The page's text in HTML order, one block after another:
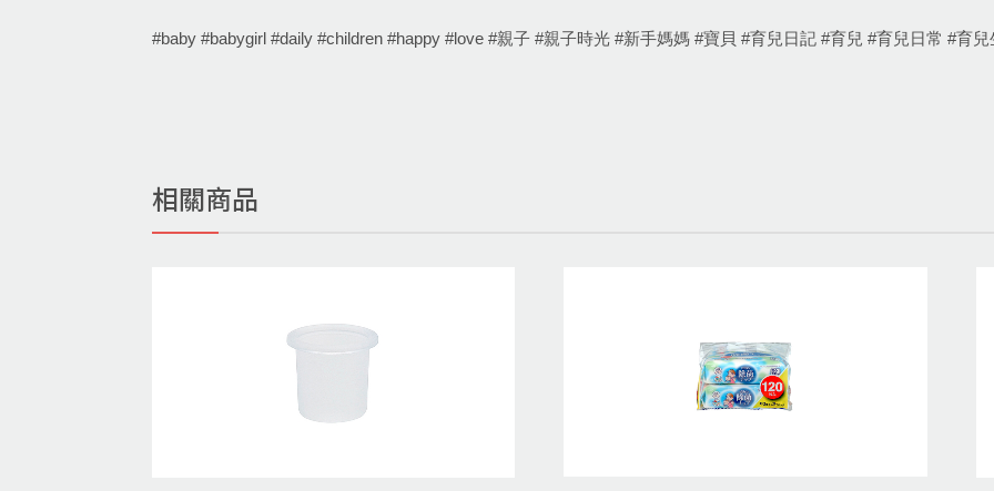
#baby #babygirl #daily #children #happy #love #親子 #親子時光 #新手媽媽 #寶貝 #育兒日記 #育兒 #育兒日常 #育
相關商品